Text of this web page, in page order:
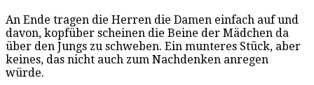
An Ende tragen die Herren die Damen einfach auf und
davon, kopfüber scheinen die Beine der Mädchen da
über den Jungs zu schweben. Ein munteres Stück, aber
keines, das nicht auch zum Nachdenken anregen
würde.